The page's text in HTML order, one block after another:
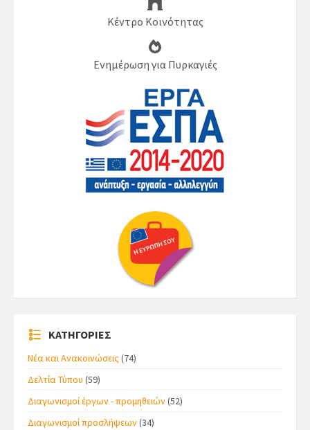
Κέντρο Κοινότητας
Ενημέρωση για Πυρκαγιές
ΚΑΤΗΓΟΡΙΕΣ
Νέα και Ανακοινώσεις(74)
Δελτία Τύπου (59)
Διαγωνισμοί έργων - προμηθειών(52)
Διαγωνισμοί προσλήψεων(34)